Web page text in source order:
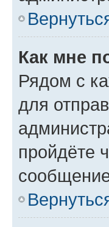
Как мне
Рядом с
для
пройдёте